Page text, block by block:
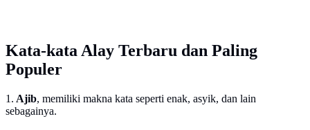
Kata-kata Alay Terbaru dan Paling
Populer
1. Ajib, memiliki makna kata seperti enak, asyik, dan lain
sebagainya.